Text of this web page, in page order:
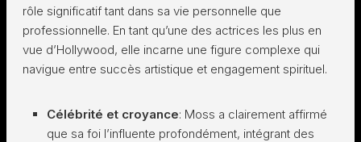
rôle significatif tant dans sa vie personnelle que
professionnelle. En tant qu’une des actrices les plus en
vue d’Hollywood, elle incarne une figure complexe qui
navigue entre succès artistique et engagement spirituel.
Célébrité et croyance: Moss a clairement affirmé
que sa foi l’influente profondément, intégrant des